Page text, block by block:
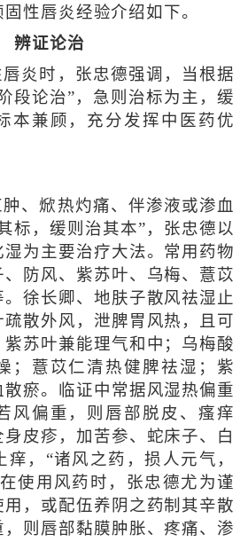
性唇炎经验介绍如下。
辨证论治
炎时，张忠德强调，当根据
段论治”，急则治标为主，缓
本兼顾，充分发挥中医药优
、焮热灼痛、伴渗液或渗血
标，缓则治其本”，张忠德以
为主要治疗大法。常用药物
防风、紫苏叶、乌梅、薏苡
徐长卿、地肤子散风祛湿止
散外风，泄脾胃风热，且可
苏叶兼能理气和中；乌梅酸
；薏苡仁清热健脾祛湿；紫
瘀。临证中常据风湿热偏重
风偏重，则唇部脱皮、瘙痒
皮疹，加苦参、蛇床子、白
，“诸风之药，损人元气，
使用风药时，张忠德尤为谨
，或配伍养阴之药制其辛散
则唇部黏膜肿胀、疼痛、渗